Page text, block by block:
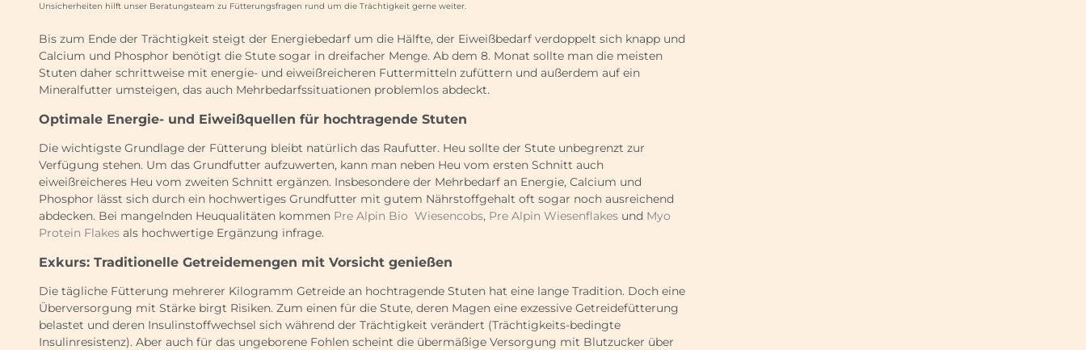
Unsicherheiten hilft unser Beratungsteam zu Fütterungsfragen rund um die Trächtigkeit gerne weiter.
Bis zum Ende der Trächtigkeit steigt der Energiebedarf um die Hälfte, der Eiweißbedarf verdoppelt sich knapp und
Calcium und Phosphor benötigt die Stute sogar in dreifacher Menge. Ab dem 8. Monat sollte man die meisten
Stuten daher schrittweise mit energie- und eiweißreicheren Futtermitteln zufüttern und außerdem auf ein
Mineralfutter umsteigen, das auch Mehrbedarfssituationen problemlos abdeckt.
Optimale Energie- und Eiweißquellen für hochtragende Stuten
Die wichtigste Grundlage der Fütterung bleibt natürlich das Raufutter. Heu sollte der Stute unbegrenzt zur
Verfügung stehen. Um das Grundfutter aufzuwerten, kann man neben Heu vom ersten Schnitt auch
eiweißreicheres Heu vom zweiten Schnitt ergänzen. Insbesondere der Mehrbedarf an Energie, Calcium und
Phosphor lässt sich durch ein hochwertiges Grundfutter mit gutem Nährstoffgehalt oft sogar noch ausreichend
abdecken. Bei mangelnden Heuqualitäten kommen Pre Alpin Bio Wiesencobs, Pre Alpin Wiesenflakes und Myo
Protein Flakes als hochwertige Ergänzung infrage.
Exkurs: Traditionelle Getreidemengen mit Vorsicht genießen
Die tägliche Fütterung mehrerer Kilogramm Getreide an hochtragende Stuten hat eine lange Tradition. Doch eine
Überversorgung mit Stärke birgt Risiken. Zum einen für die Stute, deren Magen eine exzessive Getreidefütterung
belastet und deren Insulinstoffwechsel sich während der Trächtigkeit verändert (Trächtigkeits-bedingte
Insulinresistenz). Aber auch für das ungeborene Fohlen scheint die übermäßige Versorgung mit Blutzucker über